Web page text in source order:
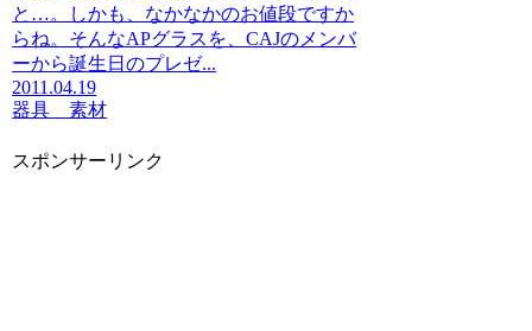
と…。しかも、なかなかのお値段ですか
らね。そんなAPグラスを、CAJのメンバ
ーから誕生日のプレゼ...
2011.04.19
器具 素材
スポンサーリンク